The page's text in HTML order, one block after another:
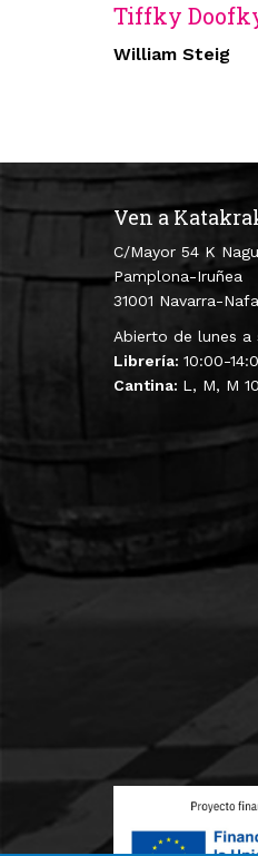
Tiffky
William Steig
Ven a
C/Mayor 54 K
Pamplona-Iruñea
31001 Navarra-
Abierto de lunes a
Librería: 10:00-
Cantina: L, M, M